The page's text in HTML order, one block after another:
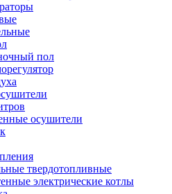
пол
осушители
твердотопливные
электрические котлы